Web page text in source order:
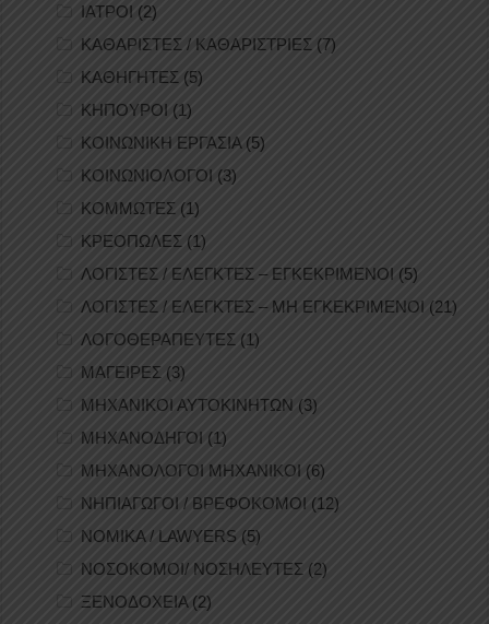
ΙΑΤΡΟΙ (2)
ΚΑΘΑΡΙΣΤΕΣ / ΚΑΘΑΡΙΣΤΡΙΕΣ (7)
ΚΑΘΗΓΗΤΕΣ (5)
ΚΗΠΟΥΡΟΙ (1)
ΚΟΙΝΩΝΙΚΗ ΕΡΓΑΣΙΑ(5)
ΚΟΙΝΩΝΙΟΛΟΓΟΙ (3)
ΚΟΜΜΩΤΕΣ (1)
ΚΡΕΟΠΩΛΕΣ (1)
ΛΟΓΙΣΤΕΣ / ΕΛΕΓΚΤΕΣ – ΕΓΚΕΚΡΙΜΕΝΟΙ (5)
ΛΟΓΙΣΤΕΣ / ΕΛΕΓΚΤΕΣ – ΜΗ ΕΓΚΕΚΡΙΜΕΝΟΙ (21)
ΛΟΓΟΘΕΡΑΠΕΥΤΕΣ (1)
ΜΑΓΕΙΡΕΣ (3)
ΜΗΧΑΝΙΚΟΙ ΑΥΤΟΚΙΝΗΤΩΝ (3)
ΜΗΧΑΝΟΔΗΓΟΙ (1)
ΜΗΧΑΝΟΛΟΓΟΙ ΜΗΧΑΝΙΚΟΙ (6)
ΝΗΠΙΑΓΩΓΟΙ / ΒΡΕΦΟΚΟΜΟΙ (12)
ΝΟΜΙΚΑ / LAWYERS (5)
ΝΟΣΟΚΟΜΟΙ/ ΝΟΣΗΛΕΥΤΕΣ (2)
ΞΕΝΟΔΟΧΕΙΑ(2)